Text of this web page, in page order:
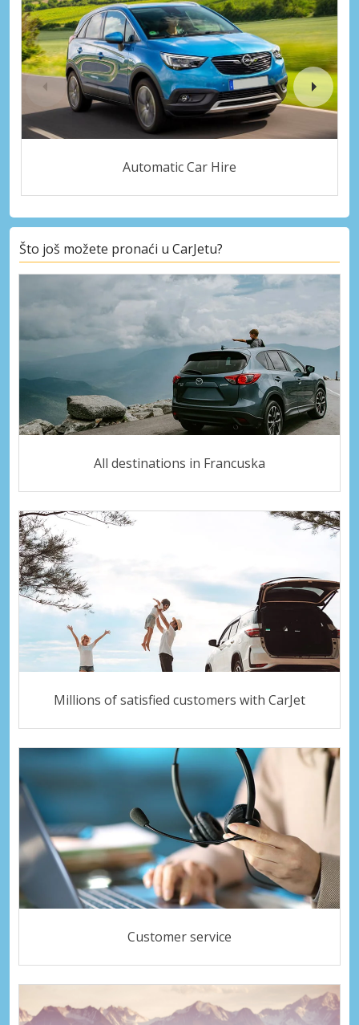
Automatic Car Hire
Što još možete pronaći u CarJetu?
All destinations in Francuska
Millions of satisfied customers with CarJet
Customer service